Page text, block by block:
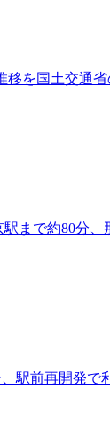
を国土交通
まで約80分
駅前再開発